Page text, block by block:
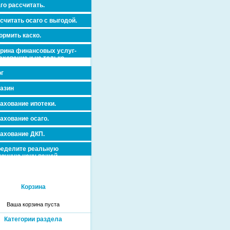
рассчитать.
осаго с выгодой.
каско.
финансовых услуг-
и не только.
ипотеки.
осаго.
ДКП.
реальную
цену вашей
Корзина
Ваша корзина пуста
Категории раздела